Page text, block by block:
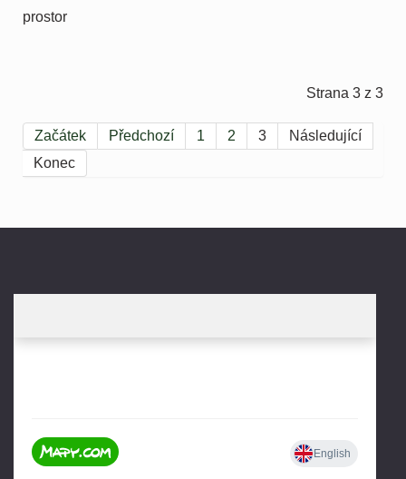
prostor
Strana 3 z 3
Začátek Předchozí 1 2 3
Následující
Konec